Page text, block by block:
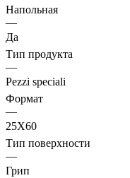
Напольная
—
Да
Тип продукта
—
Pezzi speciali
Формат
—
25X60
Тип поверхности
—
Грип